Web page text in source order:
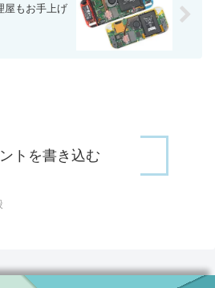
屋もお手上げ
トを書き込む